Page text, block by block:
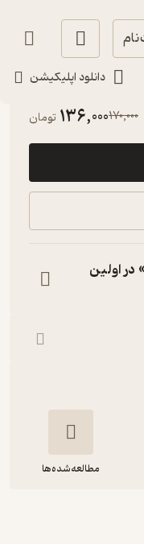
دانلود اپلیکیشن
170,000
136,000 تومان
تخفیف با کد «HIFIDIBO» در اولین
مطالعه‌شده‌ها